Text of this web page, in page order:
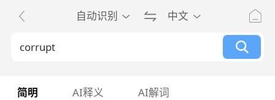
自动识别 中文
简明 AI释义 AI解词